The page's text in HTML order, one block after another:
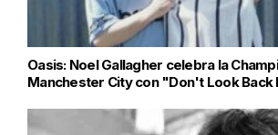
Oasis: Noel Gallagher celebra la
Manchester City con "Don't Look Back